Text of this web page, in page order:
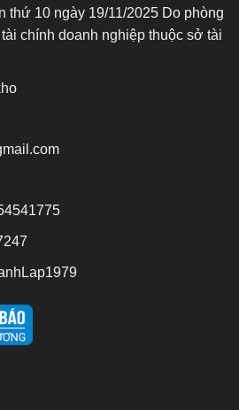
thứ 10 ngày 19/11/2025 Do phòng
chính doanh nghiệp thuộc sở tài